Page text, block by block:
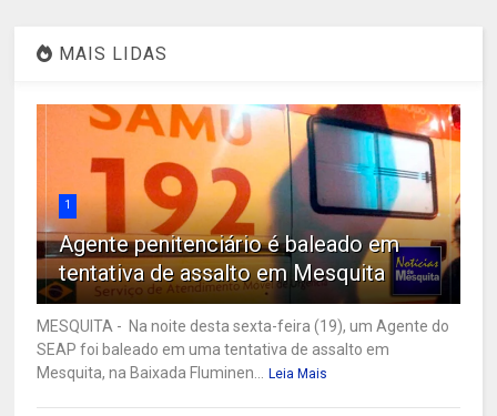
MAIS LIDAS
1
Agente penitenciário é baleado em
tentativa de assalto em Mesquita
MESQUITA - Na noite desta sexta-feira (19), um Agente do
SEAP foi baleado em uma tentativa de assalto em
Mesquita, na Baixada Fluminen...
Leia Mais